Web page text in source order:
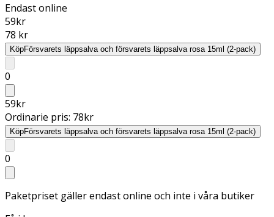
Endast online
59kr
78 kr
KöpFörsvarets läppsalva och försvarets läppsalva rosa 15ml (2-pack)
0
59kr
Ordinarie pris: 78kr
KöpFörsvarets läppsalva och försvarets läppsalva rosa 15ml (2-pack)
0
Paketpriset gäller endast online och inte i våra butiker